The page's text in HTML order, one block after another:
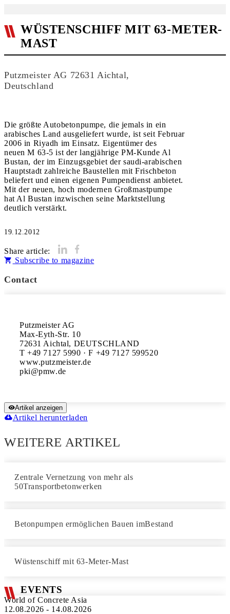
WÜSTENSCHIFF MIT 63-METER-
MAST
Putzmeister AG 72631 Aichtal,
Deutschland
Die größte Autobetonpumpe, die jemals in ein
arabisches Land ausgeliefert wurde, ist seit Februar
2006 in Riyadh im Einsatz. Eigentümer des
neuen M 63-5 ist der langjährige PM-Kunde Al
Bustan, der im Einzugsgebiet der saudi-arabischen
Hauptstadt zahlreiche Baustellen mit Frischbeton
beliefert und einen eigenen Pumpendienst anbietet.
Mit der neuen, hoch modernen Großmastpumpe
hat Al Bustan inzwischen seine Marktstellung
deutlich verstärkt.
19.12.2012
Share article:
Subscribe to magazine
Contact
Putzmeister AG
Max-Eyth-Str. 10
72631 Aichtal, DEUTSCHLAND
T +49 7127 5990 · F +49 7127 599520
www.putzmeister.de
Artikel anzeigen
Artikel herunterladen
WEITERE ARTIKEL
Zentrale Vernetzung von mehr als
50Transportbetonwerken
Betonpumpen ermöglichen Bauen imBestand
Wüstenschiff mit 63-Meter-Mast
EVENTS
World of Concrete Asia
12.08.2026 - 14.08.2026